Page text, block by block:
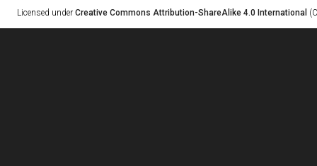
Licensed under Creative Commons Attribution-ShareAlike 4.0 International